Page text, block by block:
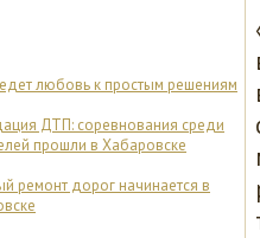
любовь к простым решениям
ДТП: соревнования среди
прошли в Хабаровске
ремонт дорог начинается в